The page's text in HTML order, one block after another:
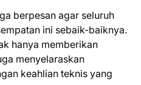
berpesan agar seluruh
ini sebaik-baiknya.
hanya memberikan
menyelaraskan
keahlian teknis yang